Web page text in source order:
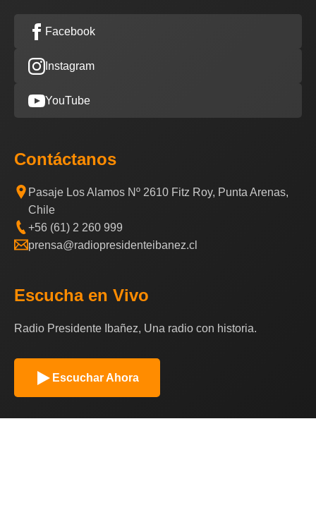
Facebook
Instagram
YouTube
Contáctanos
Pasaje Los Alamos Nº 2610 Fitz Roy, Punta Arenas,
Chile
+56 (61) 2 260 999
prensa@radiopresidenteibanez.cl
Escucha en Vivo
Radio Presidente Ibañez, Una radio con historia.
Escuchar Ahora